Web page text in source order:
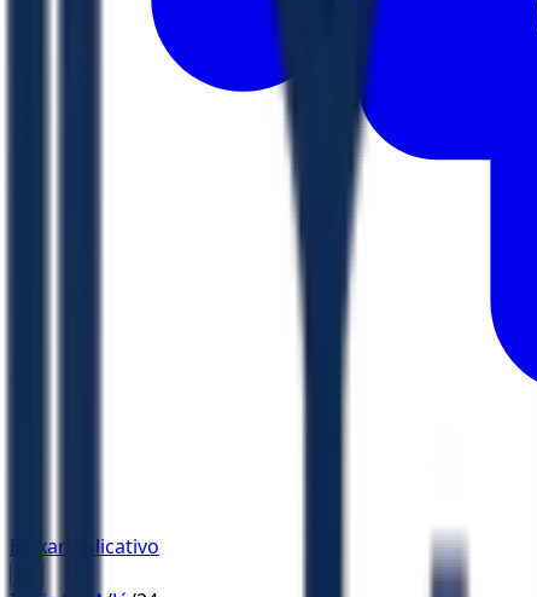
Baixar Aplicativo